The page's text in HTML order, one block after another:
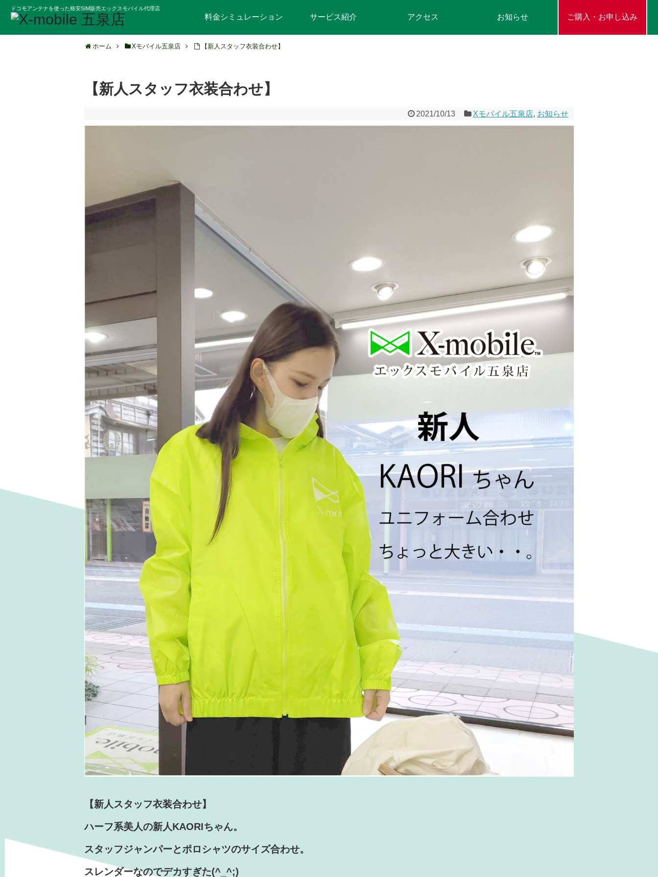
ドコモアンテナを使った格安SIM販売エックスモバイル代理店
料金シミュレーション サービス紹介 アクセス お知らせ ご購入・お申し込み
ホーム Xモバイル五泉店 【新人スタッフ衣装合わせ】
【新人スタッフ衣装合わせ】
2021/10/13 Xモバイル五泉店, お知らせ
【新人スタッフ衣装合わせ】
ハーフ系美人の新人KAORIちゃん。
スタッフジャンパーとポロシャツのサイズ合わせ。
スレンダーなのでデカすぎた(^_^;)